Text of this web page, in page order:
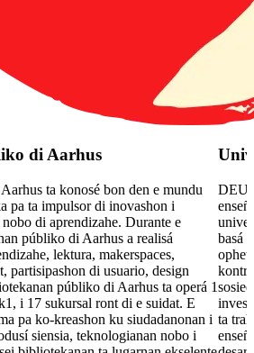
di Aarhus
ta konosé bon den e mundu
pa ta impulsor di inovashon i
di aprendizahe. Durante e
públiko di Aarhus a realisá
lektura, makerspaces,
partisipashon di usuario, design
públiko di Aarhus ta operá 1
i 17 sukursal ront di e suidat. E
pa ko-kreashon ku siudadanonan i
siensia, teknologianan nobo i
basá
ta